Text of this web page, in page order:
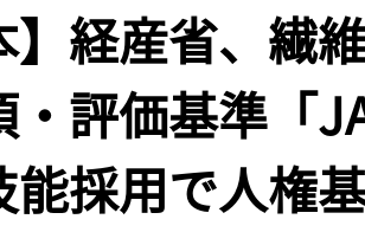
】経産省、繊
・評価基準「
能採用で人権